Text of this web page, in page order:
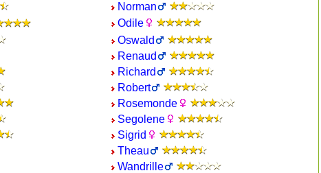
Norman
Odile
Oswald
Renaud
Richard
Robert
Rosemonde
Segolene
Sigrid
Theau
Wandrille